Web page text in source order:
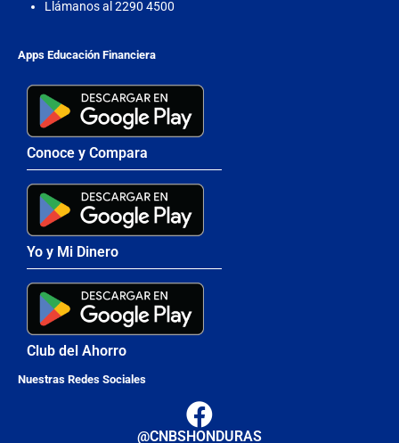
Llámanos al 2290 4500
Apps Educación Financiera
Conoce y Compara
Yo y Mi Dinero
Club del Ahorro
Nuestras Redes Sociales
@CNBSHONDURAS